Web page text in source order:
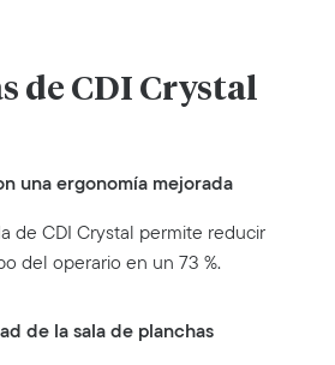
de CDI Crystal
una ergonomía mejorada
de CDI Crystal permite reducir
del operario en un 73 %.
de la sala de planchas